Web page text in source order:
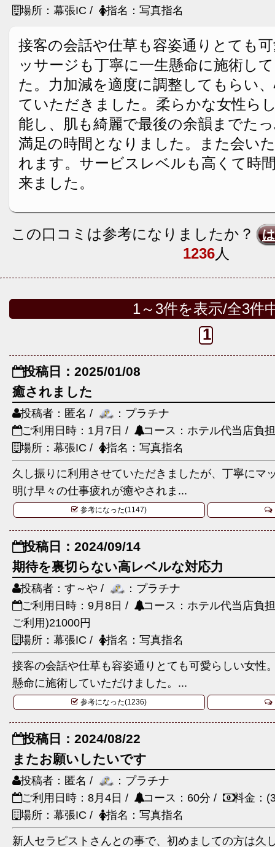
場所：幕張IC /
指名：写真指名
接客の会話や仕草も容姿通りとても
ッサージも丁寧に一生懸命に施術し
た。力加減を適度に調整してもらい
ていただきました。柔らかな女性ら
能し、肌も綺麗で最後の余韻までた
満足の時間となりました。また会い
れます。サービスレベルも高くて時
来ました。
この口コミは参考になりましたか？
1236人
1～3件を表示/全3件
1
投稿日：2025/01/08
癒されました
投稿者：匿名 /
：プラチナ
ご利用日時：1月7日 /
コース：ホテル代当店負
場所：幕張IC /
指名：写真指名
久し振りに利用させていただきましたが、丁寧にマ
明け早々の仕事疲れが癒やされま...
参考になった(1147)
投稿日：2024/09/14
期待を裏切らない高レベルな対応力
投稿者：す～や /
：プラチナ
ご利用日時：9月8日 /
コース：ホテル代当店負
ご利用)21000円
場所：幕張IC /
指名：写真指名
接客の会話や仕草も容姿通りとても可愛らしい女性
懸命に施術していただけました。...
参考になった(1236)
投稿日：2024/08/22
またお願いしたいです
投稿者：匿名 /
：プラチナ
ご利用日時：8月4日 /
コース：60分 /
料金：
場所：幕張IC /
指名：写真指名
新人セラピストさんとの事で、初めましての方は久